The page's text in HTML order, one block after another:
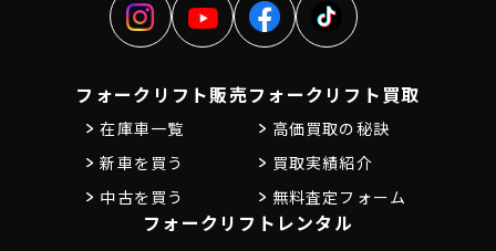
フォークリフト販売
在庫車一覧
新車を買う
中古を買う
フォークリフト買取
高価買取の秘訣
買取実績紹介
無料査定フォーム
フォークリフトレンタル